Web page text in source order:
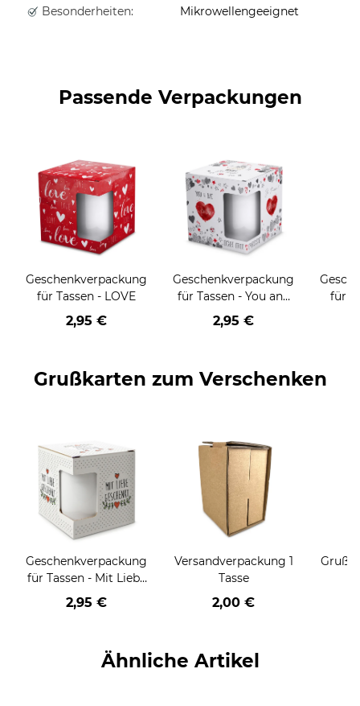
Besonderheiten: Mikrowellengeeignet
Passende Verpackungen
Geschenkverpackung
für Tassen - LOVE
2,95 €
Geschenkverpackung
für Tassen - You and
me
2,95 €
für
Grußkarten zum Verschenken
Geschenkverpackung
für Tassen - Mit Liebe
geschenkt
2,95 €
Versandverpackung 1
Tasse
2,00 €
Ähnliche Artikel